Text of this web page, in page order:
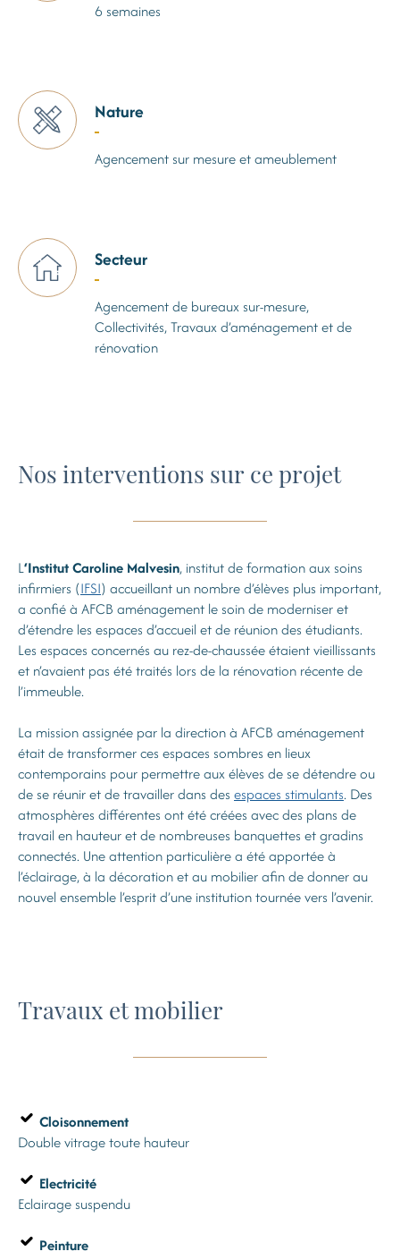
6 semaines
Nature
Agencement sur mesure et ameublement
Secteur
Agencement de bureaux sur-mesure,
Collectivités, Travaux d’aménagement et de
rénovation
Nos interventions sur ce projet
L‘Institut Caroline Malvesin, institut de formation aux soins
infirmiers (IFSI) accueillant un nombre d’élèves plus important,
a confié à AFCB aménagement le soin de moderniser et
d’étendre les espaces d’accueil et de réunion des étudiants.
Les espaces concernés au rez-de-chaussée étaient vieillissants
et n’avaient pas été traités lors de la rénovation récente de
l’immeuble.
La mission assignée par la direction à AFCB aménagement
était de transformer ces espaces sombres en lieux
contemporains pour permettre aux élèves de se détendre ou
de se réunir et de travailler dans des espaces stimulants. Des
atmosphères différentes ont été créées avec des plans de
travail en hauteur et de nombreuses banquettes et gradins
connectés. Une attention particulière a été apportée à
l’éclairage, à la décoration et au mobilier afin de donner au
nouvel ensemble l’esprit d’une institution tournée vers l’avenir.
Travaux et mobilier
Cloisonnement
Double vitrage toute hauteur
Electricité
Eclairage suspendu
Peinture